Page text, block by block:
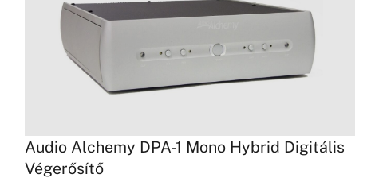
Audio Alchemy DPA-1 Mono Hybrid Digitális
Végerősítő